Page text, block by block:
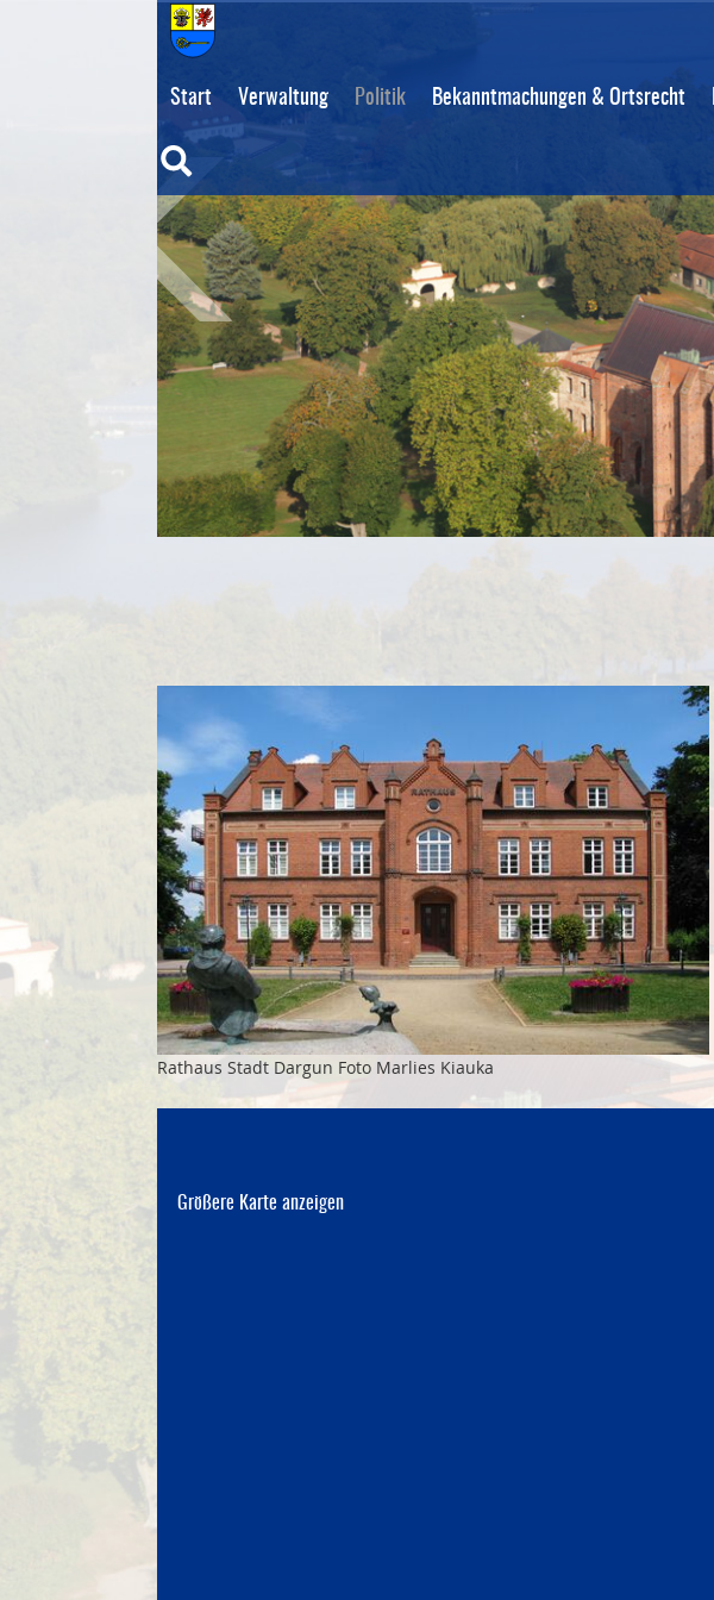
Start Verwaltung Politik Bekanntmachungen & Ortsrecht
Rathaus Stadt Dargun Foto Marlies Kiauka
Größere Karte anzeigen